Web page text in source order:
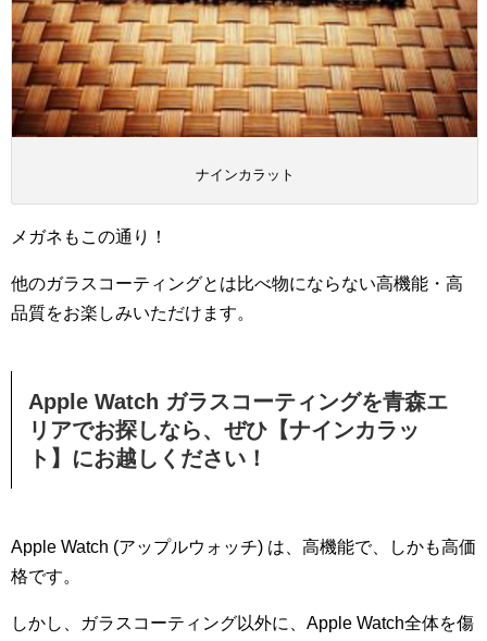
ナインカラット
メガネもこの通り！
他のガラスコーティングとは比べ物にならない高機能・高
品質をお楽しみいただけます。
Apple Watch ガラスコーティングを青森エ
リアでお探しなら、ぜひ【ナインカラッ
ト】にお越しください！
Apple Watch (アップルウォッチ) は、高機能で、しかも高価
格です。
しかし、ガラスコーティング以外に、Apple Watch全体を傷